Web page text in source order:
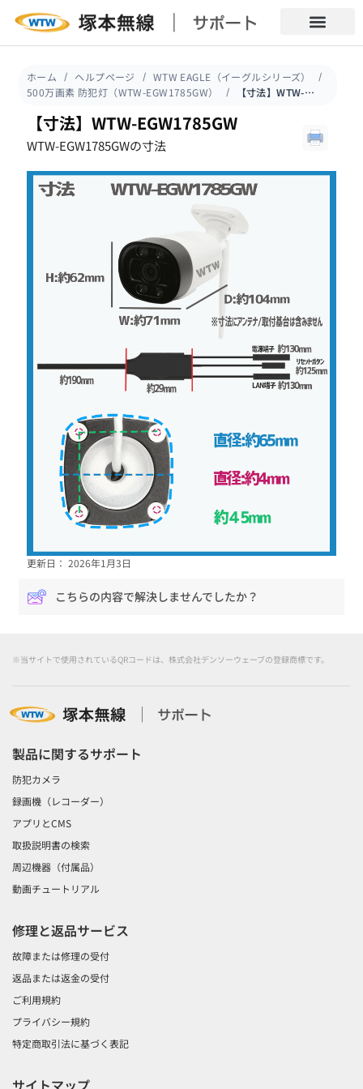
ホーム ヘルプページ
WTW EAGLE（イーグルシリーズ）
500万画素 防犯灯（WTW-EGW1785GW）
【寸法】WTW-EGW1785GW
【寸法】WTW-EGW1785GW
WTW-EGW1785GWの寸法
更新日： 2026年1月3日
こちらの内容で解決しませんでしたか？
※当サイトで使用されているQRコードは、株式会社デンソーウェーブの登録商標です。
製品に関するサポート
防犯カメラ
録画機（レコーダー）
アプリとCMS
取扱説明書の検索
周辺機器（付属品）
動画チュートリアル
修理と返品サービス
故障または修理の受付
返品または返金の受付
ご利用規約
プライバシー規約
特定商取引法に基づく表記
サイトマップ